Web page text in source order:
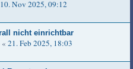
10. Nov 2025, 09:12
nicht einrichtbar
« 21. Feb 2025, 18:03